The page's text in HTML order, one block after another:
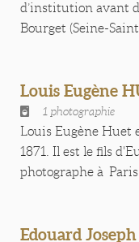
d’institution avant
Bourget (Seine-
Louis Eugène
1 photographie
Louis Eugène Huet
1871. Il est le fils
photographe à Paris
Edouard